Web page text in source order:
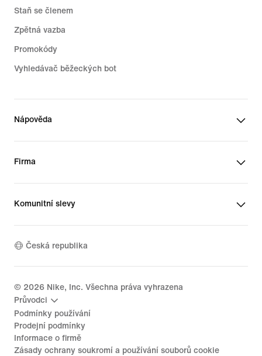
Staň se členem
Zpětná vazba
Promokódy
Vyhledávač běžeckých bot
Nápověda
Firma
Komunitní slevy
Česká republika
© 2026 Nike, Inc. Všechna práva vyhrazena
Průvodci
Podmínky používání
Prodejní podmínky
Informace o firmě
Zásady ochrany soukromí a používání souborů cookie